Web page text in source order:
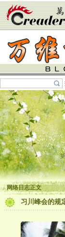
网络日志正文
习川峰会的规